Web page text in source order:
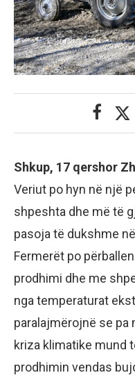
Shkup, 17 qershor
Veriut po hyn në një
shpeshta dhe më të
pasoja të dukshme
Fermerët po
prodhimi dhe me
nga temperaturat
paralajmërojnë se
kriza klimatike mund
prodhimin vendas